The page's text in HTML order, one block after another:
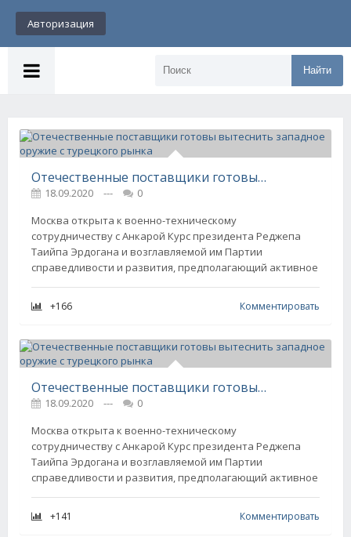
Авторизация
Найти
Отечественные поставщики готовы вытеснить западное оружие с турецкого рынка
18.09.2020 ---
0
Москва открыта к военно-техническому
сотрудничеству с Анкарой Курс президента Реджепа
Таийпа Эрдогана и возглавляемой им Партии
справедливости и развития, предполагающий активное
+166 Комментировать
Отечественные поставщики готовы вытеснить западное оружие с турецкого рынка
18.09.2020 ---
0
Москва открыта к военно-техническому
сотрудничеству с Анкарой Курс президента Реджепа
Таийпа Эрдогана и возглавляемой им Партии
справедливости и развития, предполагающий активное
+141 Комментировать